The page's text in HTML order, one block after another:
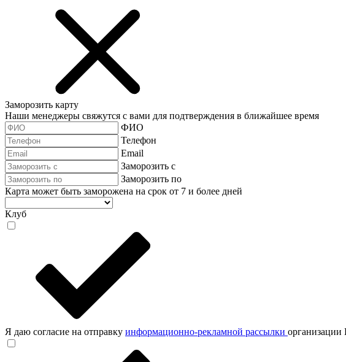
Заморозить карту
Наши менеджеры свяжутся с вами для подтверждения в ближайшее время
ФИО
Телефон
Email
Заморозить с
Заморозить по
Карта может быть заморожена на срок от 7 и более дней
Клуб
Я даю согласие на отправку информационно-рекламной рассылки